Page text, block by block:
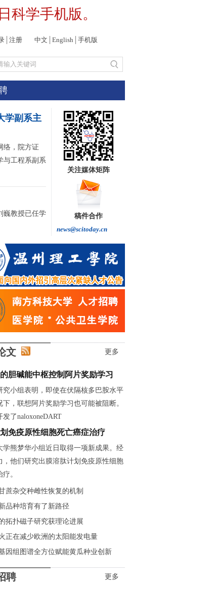
科学手机版。
注册 中文 English 手机版
王继红: 做自主创新的“追光者”
学副系主
络，院方证
与工程系副系
巍教授已任学
关注媒体矩阵
稿件合作
news@scitoday.cn
文 更多
胆碱能中枢控制阿片奖励学习
究小组表明，即使在伏隔核多巴胺水平
下，联想阿片奖励学习也可能被阻断。
了naloxoneDART
免疫原性细胞死亡癌症治疗
学熊梦华小组近日取得一项新成果。经
，他们研究出膜溶肽计划免疫原性细胞
。
蔗杂交种雌性恢复的机制
品种培育有了新路径
拓扑磁子研究获理论进展
正在减少欧洲的太阳能发电量
因组图谱全方位赋能黄瓜种业创新
聘 更多